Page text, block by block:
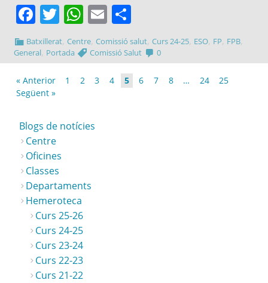
Facebook
Twitter
WhatsApp
Email
Batxillerat ,Centre ,Comissió salut ,Curs 24-25 ESO FP FPB
General Portada Comissió Salut 0
« Anterior 1 2 3 4 5 6 7 8 … 24
25
Següent »
Blogs de notícies
Centre
Oficines
Classes
Departaments
Hemeroteca
Curs 25-26
Curs 24-25
Curs 23-24
Curs 22-23
Curs 21-22